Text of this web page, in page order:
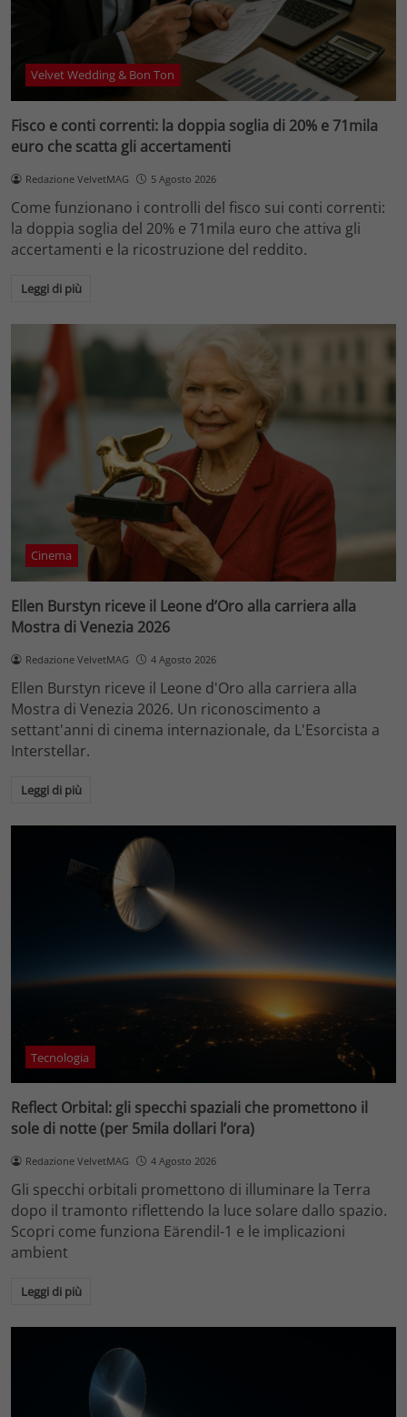
Velvet Wedding & Bon Ton
Fisco e conti correnti: la doppia soglia di 20% e 71mila
euro che scatta gli accertamenti
Redazione VelvetMAG 5 Agosto 2026
Come funzionano i controlli del fisco sui conti correnti:
la doppia soglia del 20% e 71mila euro che attiva gli
accertamenti e la ricostruzione del reddito.
Leggi di più
Cinema
Ellen Burstyn riceve il Leone d’Oro alla carriera alla
Mostra di Venezia 2026
Redazione VelvetMAG 4 Agosto 2026
Ellen Burstyn riceve il Leone d'Oro alla carriera alla
Mostra di Venezia 2026. Un riconoscimento a
settant'anni di cinema internazionale, da L'Esorcista a
Interstellar.
Leggi di più
Tecnologia
Reflect Orbital: gli specchi spaziali che promettono il
sole di notte (per 5mila dollari l’ora)
Redazione VelvetMAG 4 Agosto 2026
Gli specchi orbitali promettono di illuminare la Terra
dopo il tramonto riflettendo la luce solare dallo spazio.
Scopri come funziona Eärendil-1 e le implicazioni
ambient
Leggi di più